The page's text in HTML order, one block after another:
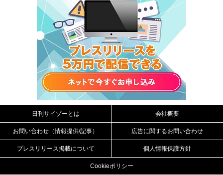
日刊サイゾーとは 会社概要
お問い合わせ（情報提供/記事） 広告に関するお問い合わせ
プレスリリース掲載について 個人情報保護方針
Cookieポリシー